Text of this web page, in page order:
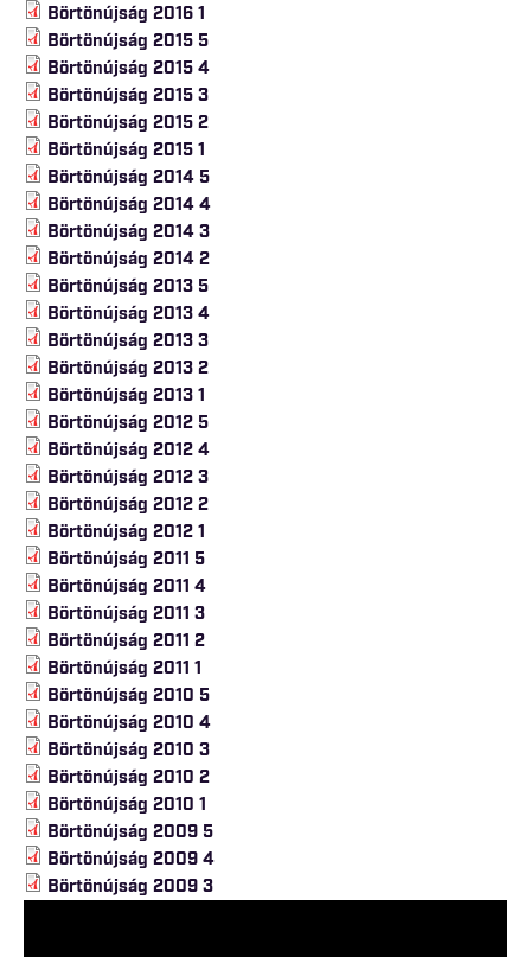
Börtönújság 2016 1
Börtönújság 2015 5
Börtönújság 2015 4
Börtönújság 2015 3
Börtönújság 2015 2
Börtönújság 2015 1
Börtönújság 2014 5
Börtönújság 2014 4
Börtönújság 2014 3
Börtönújság 2014 2
Börtönújság 2013 5
Börtönújság 2013 4
Börtönújság 2013 3
Börtönújság 2013 2
Börtönújság 2013 1
Börtönújság 2012 5
Börtönújság 2012 4
Börtönújság 2012 3
Börtönújság 2012 2
Börtönújság 2012 1
Börtönújság 2011 5
Börtönújság 2011 4
Börtönújság 2011 3
Börtönújság 2011 2
Börtönújság 2011 1
Börtönújság 2010 5
Börtönújság 2010 4
Börtönújság 2010 3
Börtönújság 2010 2
Börtönújság 2010 1
Börtönújság 2009 5
Börtönújság 2009 4
Börtönújság 2009 3